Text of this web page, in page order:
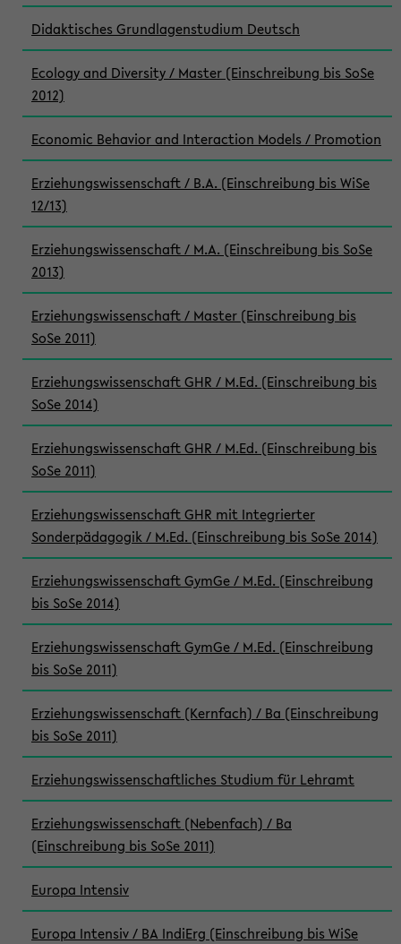
Didaktisches Grundlagenstudium Deutsch
Ecology and Diversity / Master (Einschreibung bis SoSe
2012)
Economic Behavior and Interaction Models / Promotion
Erziehungswissenschaft / B.A. (Einschreibung bis WiSe
12/13)
Erziehungswissenschaft / M.A. (Einschreibung bis SoSe
2013)
Erziehungswissenschaft / Master (Einschreibung bis
SoSe 2011)
Erziehungswissenschaft GHR / M.Ed. (Einschreibung bis
SoSe 2014)
Erziehungswissenschaft GHR / M.Ed. (Einschreibung bis
SoSe 2011)
Erziehungswissenschaft GHR mit Integrierter
Sonderpädagogik / M.Ed. (Einschreibung bis SoSe 2014)
Erziehungswissenschaft GymGe / M.Ed. (Einschreibung
bis SoSe 2014)
Erziehungswissenschaft GymGe / M.Ed. (Einschreibung
bis SoSe 2011)
Erziehungswissenschaft (Kernfach) / Ba (Einschreibung
bis SoSe 2011)
Erziehungswissenschaftliches Studium für Lehramt
Erziehungswissenschaft (Nebenfach) / Ba
(Einschreibung bis SoSe 2011)
Europa Intensiv
Europa Intensiv / BA IndiErg (Einschreibung bis WiSe